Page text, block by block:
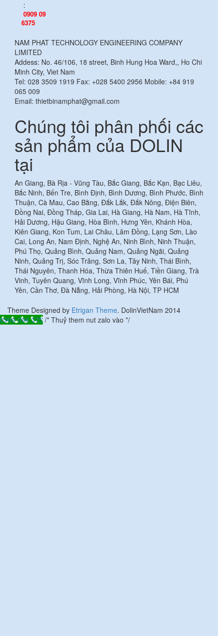
:
0909 09
6375
NAM PHAT TECHNOLOGY ENGINEERING COMPANY
LIMITED
Addess: No. 46/106, 18 street, Binh Hung Hoa Ward,, Ho Chi
Minh City, Viet Nam
Tel: 028 3509 1919 Fax: +028 5400 2956 Mobile: +84 919
065 009
Email: thietbinamphat@gmail.com
Chúng tôi phân phối các
sản phẩm của DOLIN
tại
An Giang, Bà Rịa - Vũng Tàu, Bắc Giang, Bắc Kạn, Bạc Liêu,
Bắc Ninh, Bến Tre, Bình Định, Bình Dương, Bình Phước, Bình
Thuận, Cà Mau, Cao Bằng, Đắk Lắk, Đắk Nông, Điện Biên,
Đồng Nai, Đồng Tháp, Gia Lai, Hà Giang, Hà Nam, Hà Tĩnh,
Hải Dương, Hậu Giang, Hòa Bình, Hưng Yên, Khánh Hòa,
Kiên Giang, Kon Tum, Lai Châu, Lâm Đồng, Lạng Sơn, Lào
Cai, Long An, Nam Định, Nghệ An, Ninh Bình, Ninh Thuận,
Phú Thọ, Quảng Bình, Quảng Nam, Quảng Ngãi, Quảng
Ninh, Quảng Trị, Sóc Trăng, Sơn La, Tây Ninh, Thái Bình,
Thái Nguyên, Thanh Hóa, Thừa Thiên Huế, Tiền Giang, Trà
Vinh, Tuyên Quang, Vĩnh Long, Vĩnh Phúc, Yên Bái, Phú
Yên, Cần Thơ, Đà Nẵng, Hải Phòng, Hà Nội, TP HCM
Theme Designed by Etrigan Theme. DolinVietNam 2014
0909 096 375 /* Thuỷ them nut zalo vào */